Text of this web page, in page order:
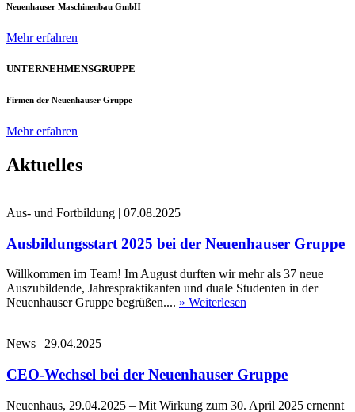
Neuenhauser Maschinenbau GmbH
Mehr erfahren
UNTERNEHMENSGRUPPE
Firmen der Neuenhauser Gruppe
Mehr erfahren
Aktuelles
Aus- und Fortbildung | 07.08.2025
Ausbildungsstart 2025 bei der Neuenhauser Gruppe
Willkommen im Team! Im August durften wir mehr als 37 neue
Auszubildende, Jahrespraktikanten und duale Studenten in der
Neuenhauser Gruppe begrüßen.... » Weiterlesen
News | 29.04.2025
CEO-Wechsel bei der Neuenhauser Gruppe
Neuenhaus, 29.04.2025 – Mit Wirkung zum 30. April 2025 ernennt